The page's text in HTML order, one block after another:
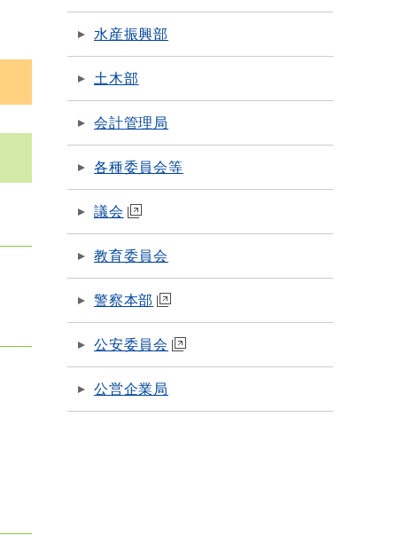
水産振興部
土木部
会計管理局
各種委員会等
議会
教育委員会
警察本部
公安委員会
公営企業局